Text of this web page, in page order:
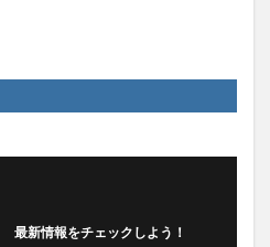
最新情報をチェックしよう！